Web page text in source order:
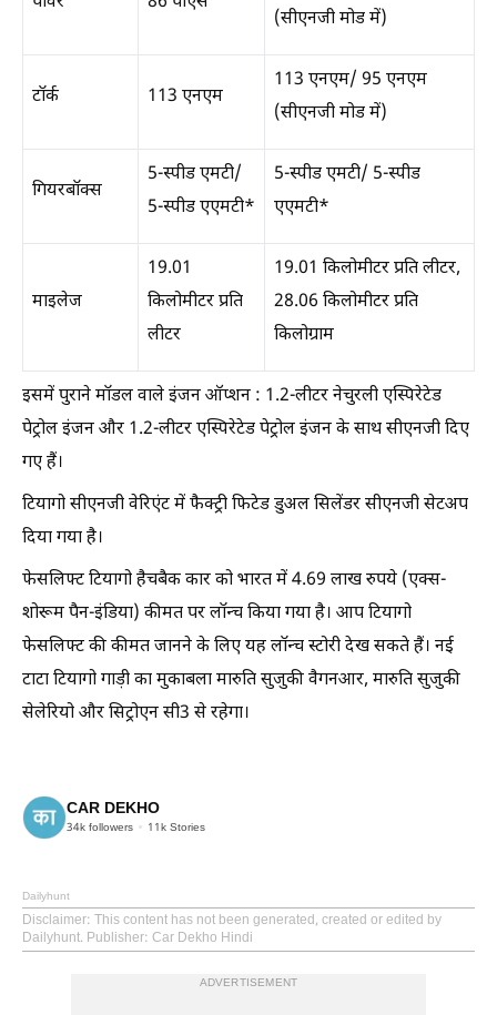
(सीएनजी मोड में)
टॉर्क 113 एनएम
113 एनएम/ 95 एनएम
(सीएनजी मोड में)
गियरबॉक्स
5-स्पीड एमटी/
5-स्पीड एएमटी*
5-स्पीड एमटी/ 5-स्पीड
एएमटी*
माइलेज
19.01
किलोमीटर प्रति
लीटर
19.01 किलोमीटर प्रति लीटर,
28.06 किलोमीटर प्रति
किलोग्राम
इसमें पुराने मॉडल वाले इंजन ऑप्शन : 1.2-लीटर नेचुरली एस्पिरेटेड
पेट्रोल इंजन और 1.2-लीटर एस्पिरेटेड पेट्रोल इंजन के साथ सीएनजी दिए
गए हैं।
टियागो सीएनजी वेरिएंट में फैक्ट्री फिटेड डुअल सिलेंडर सीएनजी सेटअप
दिया गया है।
फेसलिफ्ट टियागो हैचबैक कार को भारत में 4.69 लाख रुपये (एक्स-
शोरूम पैन-इंडिया) कीमत पर लॉन्च किया गया है। आप टियागो
फेसलिफ्ट की कीमत जानने के लिए यह लॉन्च स्टोरी देख सकते हैं। नई
टाटा टियागो गाड़ी का मुकाबला मारुति सुजुकी वैगनआर, मारुति सुजुकी
सेलेरियो और सिट्रोएन सी3 से रहेगा।
CAR DEKHO
34k followers 11k Stories
Dailyhunt
Disclaimer: This content has not been generated, created or edited by
Dailyhunt. Publisher: Car Dekho Hindi
ADVERTISEMENT